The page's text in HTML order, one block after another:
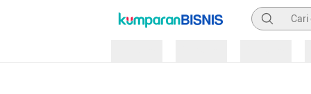
Pencarian